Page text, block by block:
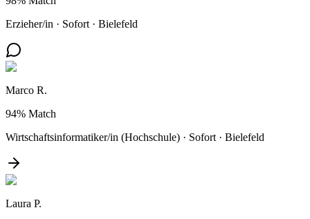
Erzieher/in · Sofort · Bielefeld
Marco R.
94% Match
Wirtschaftsinformatiker/in (Hochschule) · Sofort · Bielefeld
Laura P.